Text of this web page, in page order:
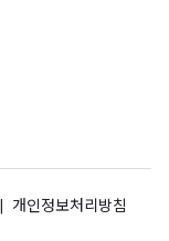
개인정보처리방침